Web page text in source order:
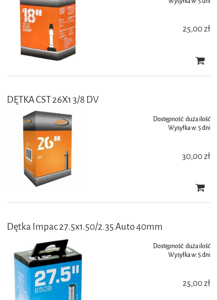
25,00 zł
DĘTKA CST 26X1 3/8 DV
Dostępność:duża ilość
Wysyłka w:5 dni
30,00 zł
Dętka Impac 27.5x1.50/2.35 Auto 40mm
Dostępność:duża ilość
Wysyłka w:5 dni
25,00 zł